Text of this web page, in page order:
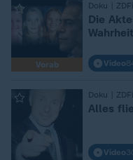
Vorab
Doku |
:
Die
Wahrheit
Video
Doku |
Alles
Video